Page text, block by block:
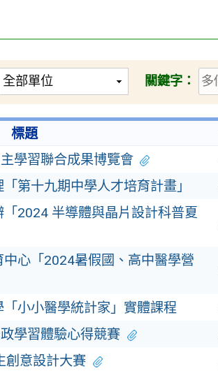
關鍵字：
標題
學習聯合成果博覽會
第十九期中學人才培育計畫」
2024 半導體與晶片設計科普夏
心「2024暑假國、高中醫學營
「小小醫學統計家」實體課程
學習體驗心得競賽
創意設計大賽